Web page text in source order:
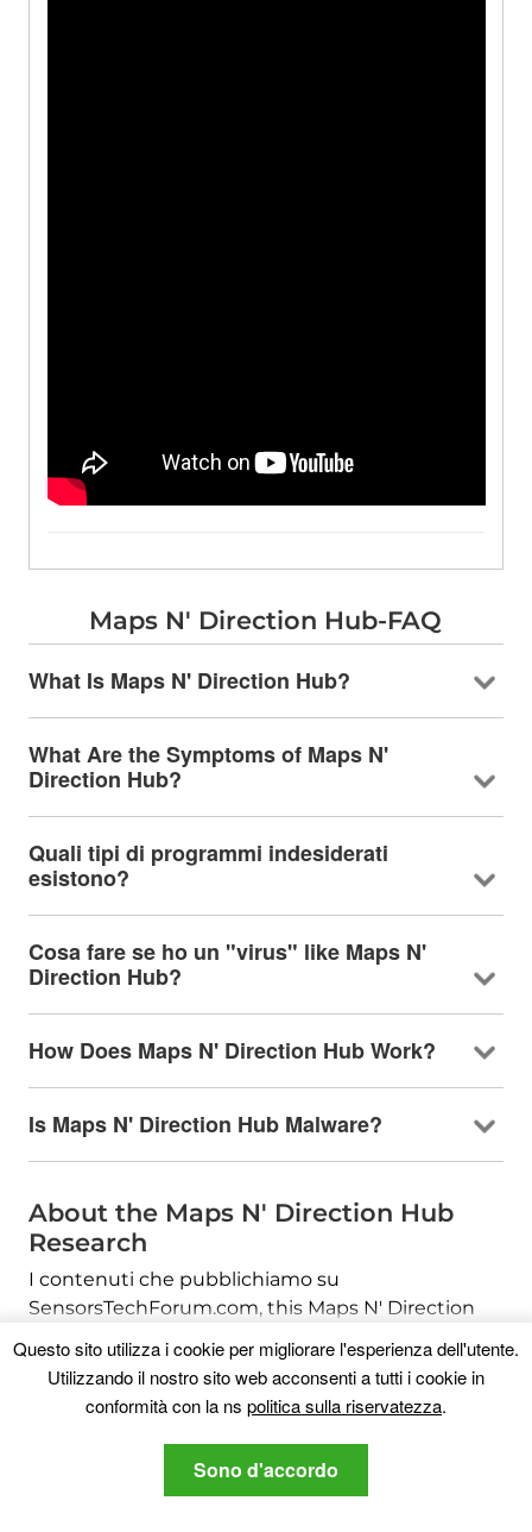
Maps N' Direction Hub-FAQ
What Is Maps N' Direction Hub?
What Are the Symptoms of Maps N'
Direction Hub?
Quali tipi di programmi indesiderati
esistono?
Cosa fare se ho un "virus" like Maps N'
Direction Hub?
How Does Maps N' Direction Hub Work?
Is Maps N' Direction Hub Malware?
About the Maps N' Direction Hub
Research
I contenuti che pubblichiamo su
SensorsTechForum.com, this Maps N' Direction
di ricerche approfondite, duro lavoro e la
rimuovere lo specifico, problema relativo
all'adware, e ripristinare il browser e il sistema
Questo sito utilizza i cookie per migliorare l'esperienza dell'utente.
Utilizzando il nostro sito web acconsenti a tutti i cookie in
conformità con la ns politica sulla riservatezza.
Sono d'accordo